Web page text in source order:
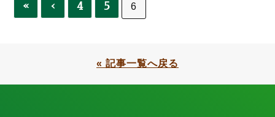
« ‹ 4 5 6
« 記事一覧へ戻る